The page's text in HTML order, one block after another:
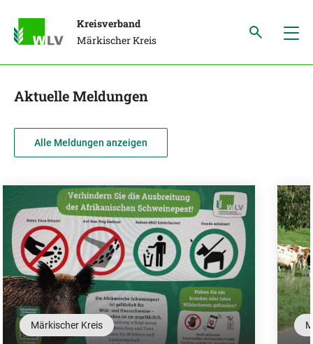
Kreisverband
Märkischer Kreis
Aktuelle Meldungen
Alle Meldungen anzeigen
Märkischer Kreis